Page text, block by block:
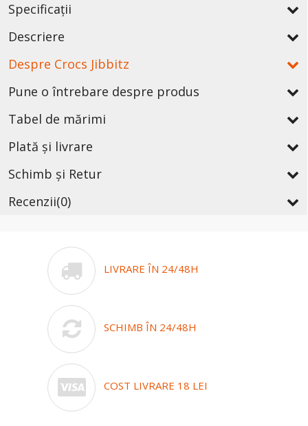
Specificații
Descriere
Despre Crocs Jibbitz
Pune o întrebare despre produs
Tabel de mărimi
Plată și livrare
Schimb și Retur
Recenzii(0)
LIVRARE ÎN 24/48H
SCHIMB ÎN 24/48H
COST LIVRARE 18 LEI